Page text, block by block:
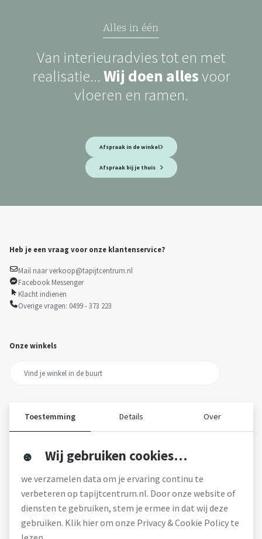
Alles in één
Van interieuradvies tot en met
realisatie... Wij doen allesvoor
vloeren en ramen.
Afspraak in de winkel
Afspraak bij je thuis
Heb je een vraag voor onze klantenservice?
Mail naar verkoop@tapijtcentrum.nl
Facebook Messenger
Klacht indienen
Overige vragen: 0499 - 373 223
Onze winkels
Over tapijtcentrum
Werken bij
Montageservice
Blog
Toestemming Details Over
Wij gebruiken cookies…
we verzamelen data om je ervaring continu te
verbeteren op tapijtcentrum.nl. Door onze website of
diensten te gebruiken, stem je ermee in dat wij deze
gebruiken. Klik hier om onze Privacy & Cookie Policy te